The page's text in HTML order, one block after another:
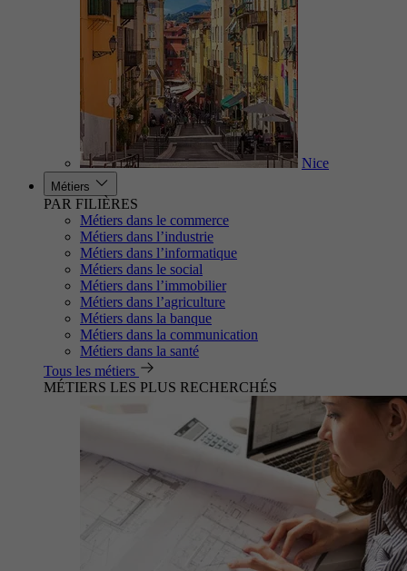
Nice
Métiers
PAR FILIÈRES
Métiers dans le commerce
Métiers dans l’industrie
Métiers dans l’informatique
Métiers dans le social
Métiers dans l’immobilier
Métiers dans l’agriculture
Métiers dans la banque
Métiers dans la communication
Métiers dans la santé
Tous les métiers
MÉTIERS LES PLUS RECHERCHÉS